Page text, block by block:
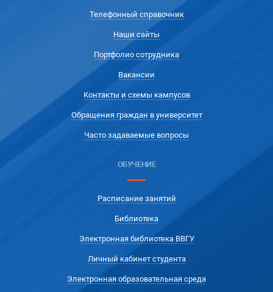
Телефонный справочник
Наши сайты
Портфолио сотрудника
Вакансии
Контакты и схемы кампусов
Обращения граждан в университет
Часто задаваемые вопросы
ОБУЧЕНИЕ
Расписание занятий
Библиотека
Электронная библиотека ВВГУ
Личный кабинет студента
Электронная образовательная среда